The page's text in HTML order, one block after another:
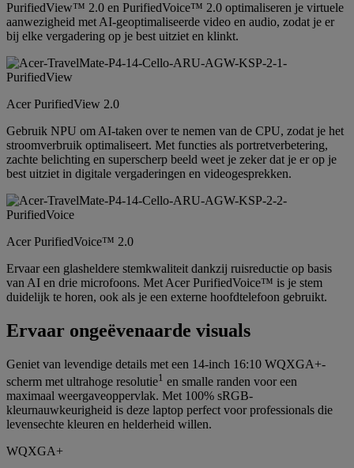
PurifiedView™ 2.0 en PurifiedVoice™ 2.0 optimaliseren je virtuele
aanwezigheid met AI-geoptimaliseerde video en audio, zodat je er
bij elke vergadering op je best uitziet en klinkt.
Acer PurifiedView 2.0
Gebruik NPU om AI-taken over te nemen van de CPU, zodat je het
stroomverbruik optimaliseert. Met functies als portretverbetering,
zachte belichting en superscherp beeld weet je zeker dat je er op je
best uitziet in digitale vergaderingen en videogesprekken.
Acer PurifiedVoice™ 2.0
Ervaar een glasheldere stemkwaliteit dankzij ruisreductie op basis
van AI en drie microfoons. Met Acer PurifiedVoice™ is je stem
duidelijk te horen, ook als je een externe hoofdtelefoon gebruikt.
Ervaar ongeëvenaarde visuals
Geniet van levendige details met een 14-inch 16:10 WQXGA+-
scherm met ultrahoge resolutie1 en smalle randen voor een
maximaal weergaveoppervlak. Met 100% sRGB-
kleurnauwkeurigheid is deze laptop perfect voor professionals die
levensechte kleuren en helderheid willen.
WQXGA+